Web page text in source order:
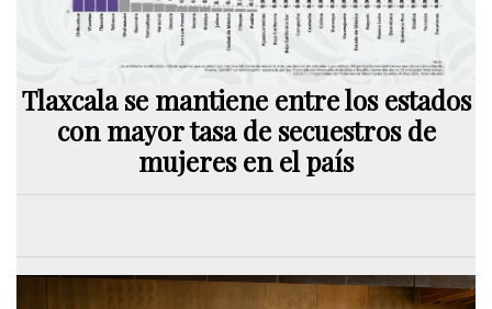
Tlaxcala se mantiene entre los estados
con mayor tasa de secuestros de
mujeres en el país